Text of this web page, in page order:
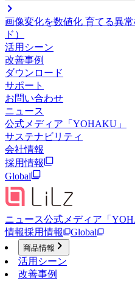
画像変化を数値化 育てる異
ド）
活用シーン
改善事例
ダウンロード
サポート
お問い合わせ
ニュース
公式メディア「YOHAKU」
サステナビリティ
会社情報
採用情報
Global
ニュース公式メディア「
情報採用情報 Global
商品情報
活用シーン
改善事例